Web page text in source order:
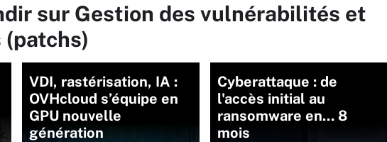
sur Gestion des vulnérabilités et
VDI, rastérisation, IA :
OVHcloud s’équipe en
GPU nouvelle
génération
Cyberattaque : de
l'accès initial au
ransomware en... 8
mois